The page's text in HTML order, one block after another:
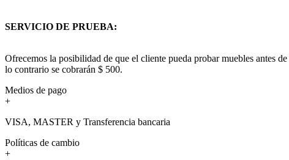
SERVICIO DE PRUEBA:
Ofrecemos la posibilidad de que el cliente pueda probar muebles antes
lo contrario se cobrarán $ 500.
Medios de pago
+
VISA, MASTER y Transferencia bancaria
Políticas de cambio
+